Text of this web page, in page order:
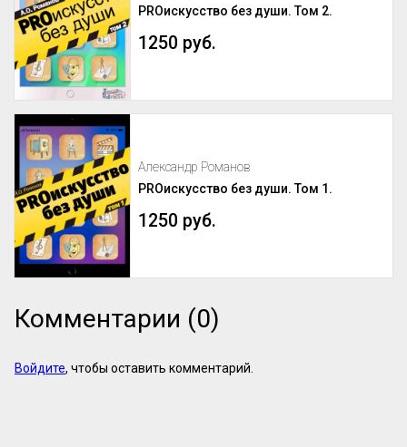
PROискусство без души. Том 2.
1250 руб.
Александр Романов
PROискусство без души. Том 1.
1250 руб.
Комментарии (0)
Войдите, чтобы оставить комментарий.